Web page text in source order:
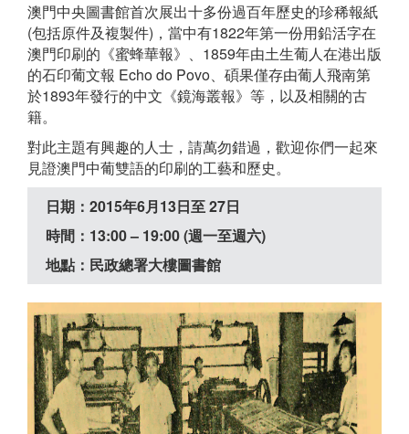
澳門中央圖書館首次展出十多份過百年歷史的珍稀報紙
(包括原件及複製件)，當中有1822年第一份用鉛活字在
澳門印刷的《蜜蜂華報》、1859年由土生葡人在港出版
的石印葡文報 Echo do Povo、碩果僅存由葡人飛南第
於1893年發行的中文《鏡海叢報》等，以及相關的古
籍。
對此主題有興趣的人士，請萬勿錯過，歡迎你們一起來
見證澳門中葡雙語的印刷的工藝和歷史。
日期：2015年6月13日至 27日
時間：13:00 – 19:00 (週一至週六)
地點：民政總署大樓圖書館